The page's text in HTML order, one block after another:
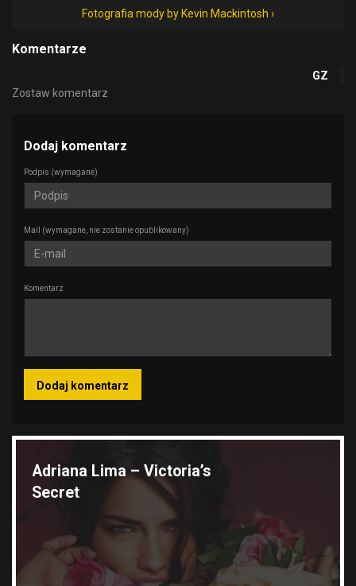
Fotografia mody by Kevin Mackintosh ›
Komentarze
GZ
Zostaw komentarz
Dodaj komentarz
Podpis (wymagane)
Mail (wymagane, nie zostanie opublikowany)
Komentarz
Adriana Lima – Victoria’s
Secret